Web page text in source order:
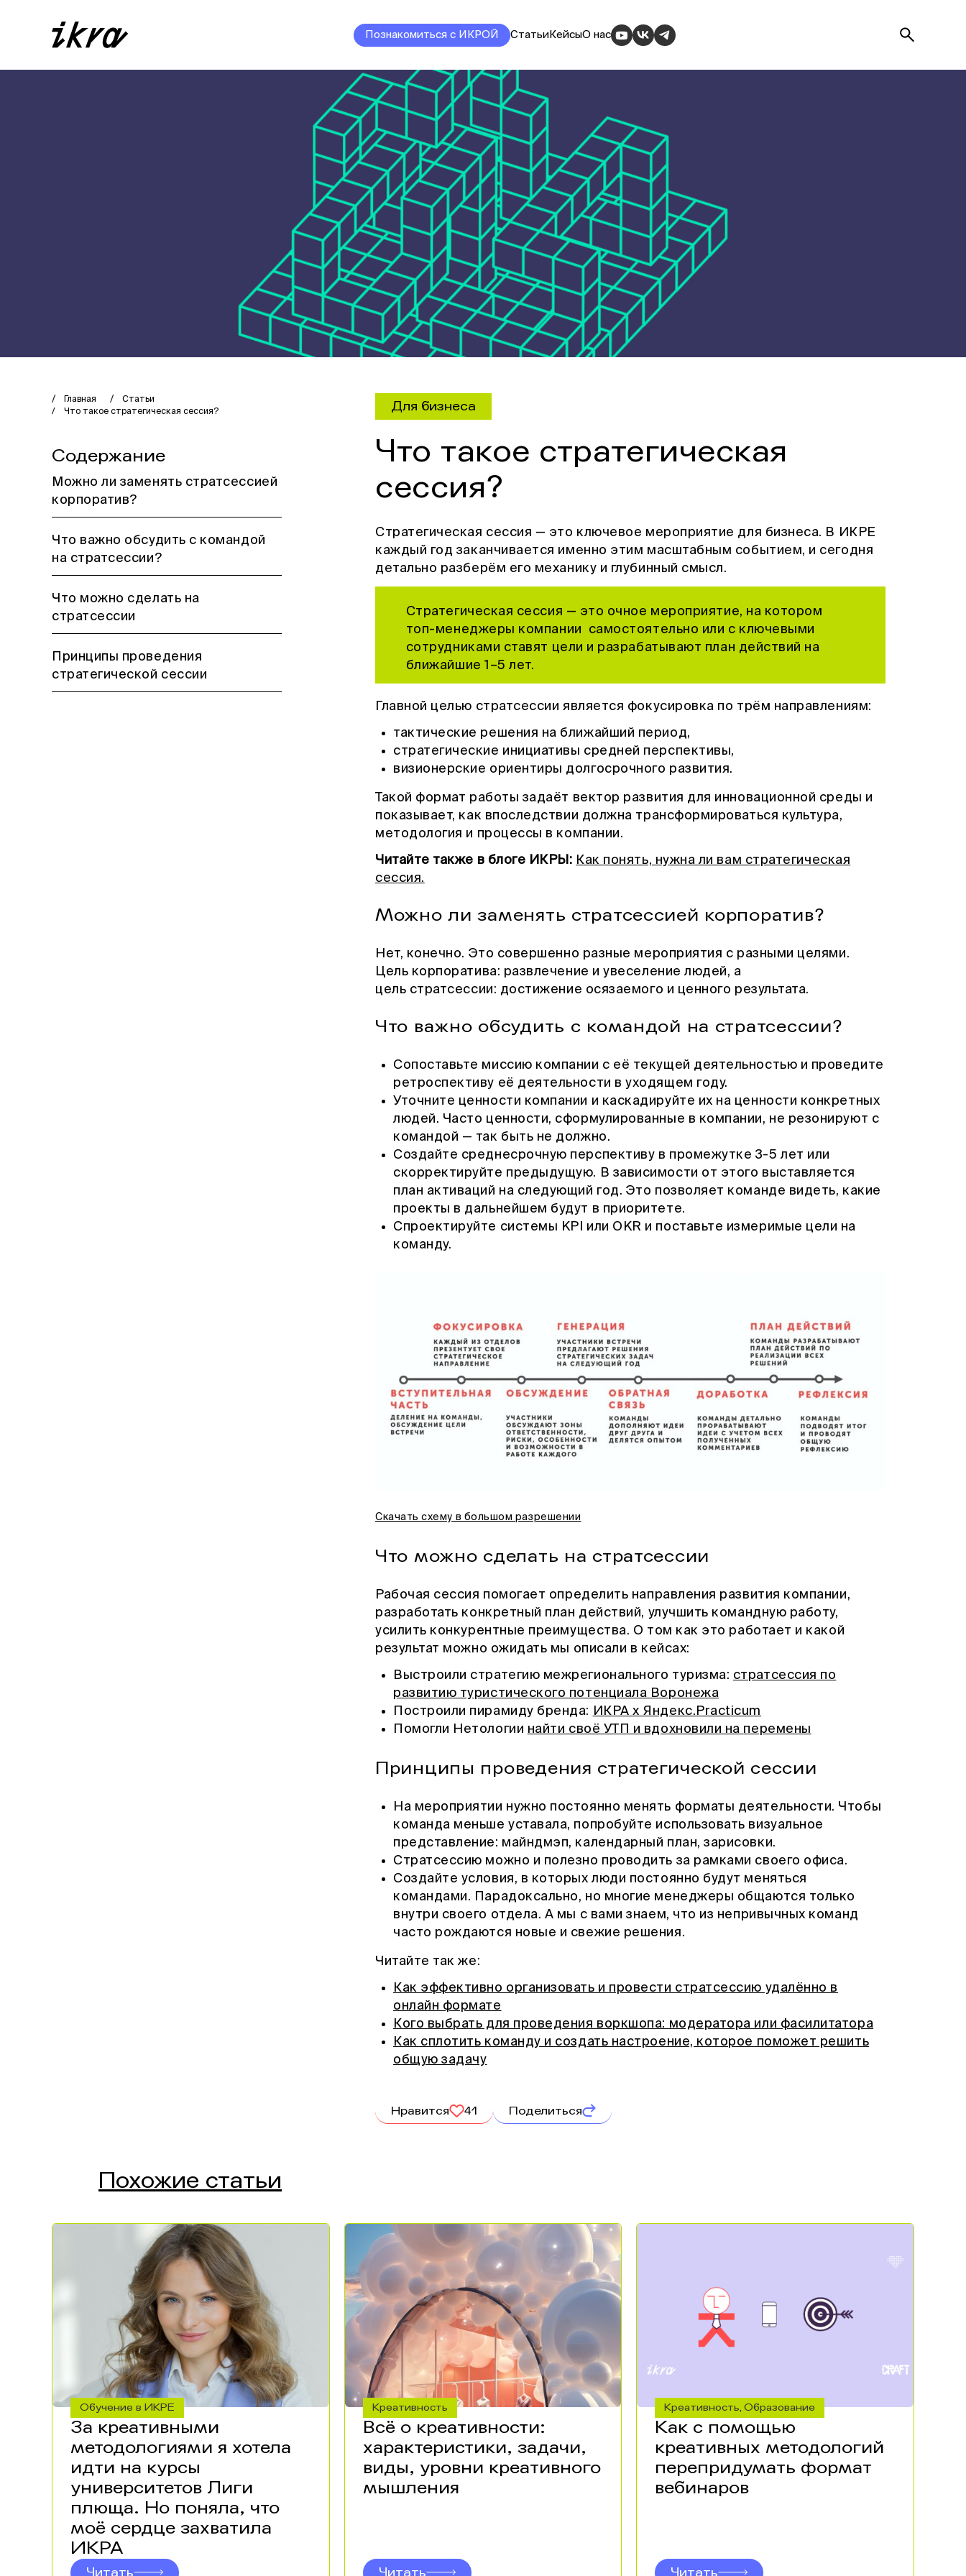
Познакомиться с ИКРОЙ СтатьиКейсыО нас
Главная
Статьи
Что такое стратегическая сессия?
Содержание
Можно ли заменять стратсессией
корпоратив?
Что важно обсудить с командой
на стратсессии?
Что можно сделать на
стратсессии
Принципы проведения
стратегической сессии
Для бизнеса
Что такое стратегическая
сессия?
Стратегическая сессия — это ключевое мероприятие для бизнеса. В ИКРЕ
каждый год заканчивается именно этим масштабным событием, и сегодня
детально разберём его механику и глубинный смысл.
Стратегическая сессия — это очное мероприятие, на котором
топ-менеджеры компании самостоятельно или с ключевыми
сотрудниками ставят цели и разрабатывают план действий на
ближайшие 1–5 лет.
Главной целью стратсессии является фокусировка по трём направлениям:
тактические решения на ближайший период,
стратегические инициативы средней перспективы,
визионерские ориентиры долгосрочного развития.
Такой формат работы задаёт вектор развития для инновационной среды и
показывает, как впоследствии должна трансформироваться культура,
методология и процессы в компании.
Читайте также в блоге ИКРЫ: Как понять, нужна ли вам стратегическая
сессия.
Можно ли заменять стратсессией корпоратив?
Нет, конечно. Это совершенно разные мероприятия с разными целями.
Цель корпоратива: развлечение и увеселение людей, а
цель стратсессии: достижение осязаемого и ценного результата.
Что важно обсудить с командой на стратсессии?
Сопоставьте миссию компании с её текущей деятельностью и проведите
ретроспективу её деятельности в уходящем году.
Уточните ценности компании и каскадируйте их на ценности конкретных
людей. Часто ценности, сформулированные в компании, не резонируют с
командой — так быть не должно.
Создайте среднесрочную перспективу в промежутке 3-5 лет или
скорректируйте предыдущую. В зависимости от этого выставляется
план активаций на следующий год. Это позволяет команде видеть, какие
проекты в дальнейшем будут в приоритете.
Спроектируйте системы KPI или OKR и поставьте измеримые цели на
команду.
Скачать схему в большом разрешении
Что можно сделать на стратсессии
Рабочая сессия помогает определить направления развития компании,
разработать конкретный план действий, улучшить командную работу,
усилить конкурентные преимущества. О том как это работает и какой
результат можно ожидать мы описали в кейсах:
Выстроили стратегию межрегионального туризма: стратсессия по
развитию туристического потенциала Воронежа
Построили пирамиду бренда: ИКРА х Яндекс.Practicum
Помогли Нетологии найти своё УТП и вдохновили на перемены
Принципы проведения стратегической сессии
На мероприятии нужно постоянно менять форматы деятельности. Чтобы
команда меньше уставала, попробуйте использовать визуальное
представление: майндмэп, календарный план, зарисовки.
Стратсессию можно и полезно проводить за рамками своего офиса.
Создайте условия, в которых люди постоянно будут меняться
командами. Парадоксально, но многие менеджеры общаются только
внутри своего отдела. А мы с вами знаем, что из непривычных команд
часто рождаются новые и свежие решения.
Читайте так же:
Как эффективно организовать и провести стратсессию удалённо в
онлайн формате
Кого выбрать для проведения воркшопа: модератора или фасилитатора
Как сплотить команду и создать настроение, которое поможет решить
общую задачу
Нравится 41 Поделиться
Похожие статьи
Обучение в ИКРЕ
За креативными
методологиями я хотела
идти на курсы
университетов Лиги
плюща. Но поняла, что
моё сердце захватила
ИКРА
Читать
Креативность
Всё о креативности:
характеристики, задачи,
виды, уровни креативного
мышления
Читать
Креативность,Образование
Как с помощью
креативных методологий
перепридумать формат
вебинаров
Читать